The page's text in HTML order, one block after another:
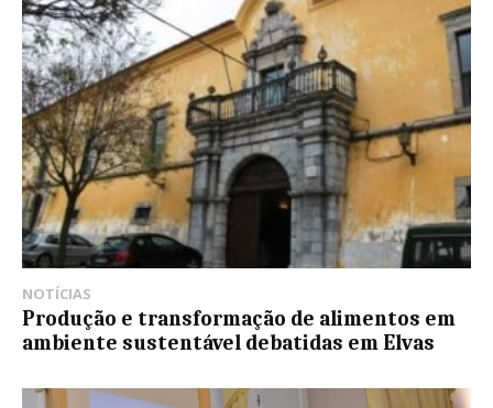
NOTÍCIAS
Produção e transformação de alimentos em
ambiente sustentável debatidas em Elvas